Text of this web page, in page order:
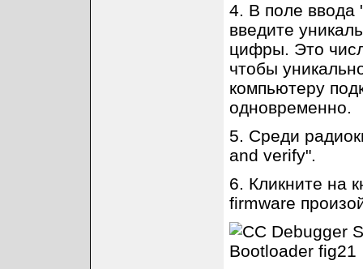
4. В поле ввода
введите
цифры. Это
чтобы
компьютеру
одновременно.
5. Среди
and verify".
6. Кликните на
firmware